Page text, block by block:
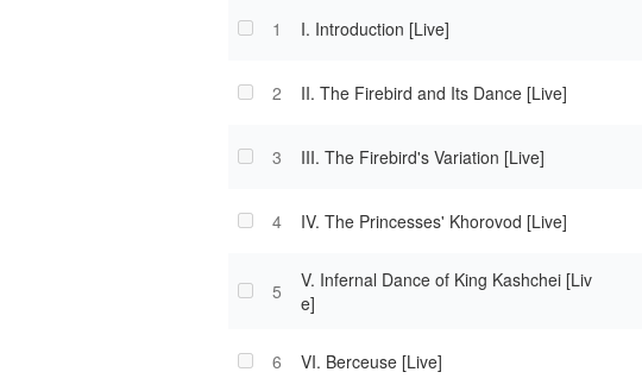
1 I. Introduction [Live]
2 II. The Firebird and Its Dance [Live]
3 III. The Firebird's Variation [Live]
4 IV. The Princesses' Khorovod [Live]
5
V. Infernal Dance of King Kashchei [Liv
e]
6 VI. Berceuse [Live]